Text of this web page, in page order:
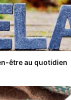
être au quotidien